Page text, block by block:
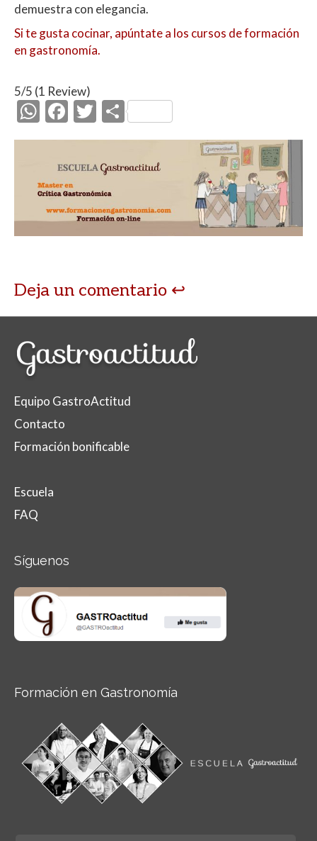
demuestra con elegancia.
Si te gusta cocinar, apúntate a los cursos de formación
en gastronomía.
5/5 (1 Review)
W
h
at
s
A
p
F
ac
e
b
o
o
T
w
itt
er
C
o
p
ar
ti
Deja un comentario
Equipo GastroActitud
Contacto
Formación bonificable
Escuela
FAQ
Síguenos
Formación en Gastronomía